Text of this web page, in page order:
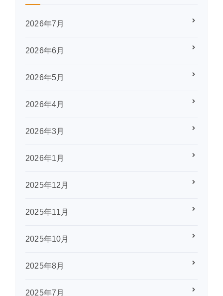
2026年7月
2026年6月
2026年5月
2026年4月
2026年3月
2026年1月
2025年12月
2025年11月
2025年10月
2025年8月
2025年7月